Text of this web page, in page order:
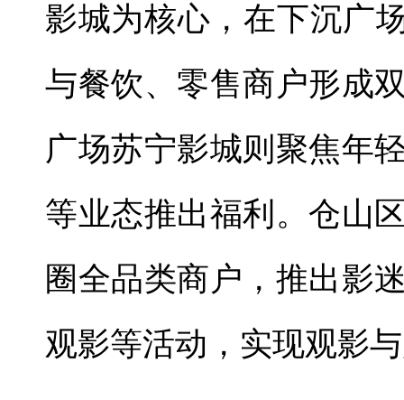
影城为核心，在下沉广
与餐饮、零售商户形成
广场苏宁影城则聚焦年
等业态推出福利。仓山
圈全品类商户，推出影
观影等活动，实现观影